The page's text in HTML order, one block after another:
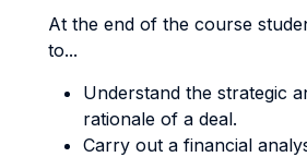
At the end of the course
to...
Understand the strategic
rationale of a deal.
Carry out a financial